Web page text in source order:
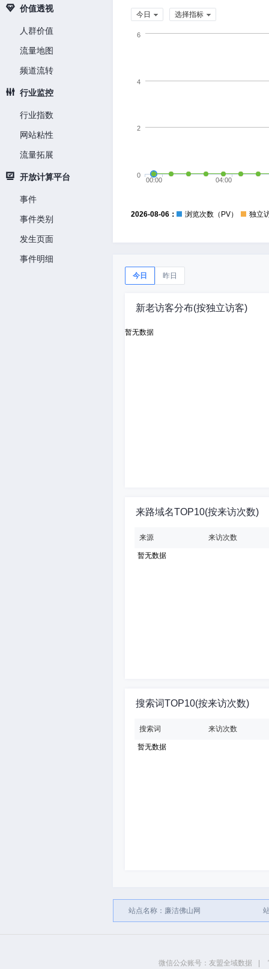
价值透视
人群价值
流量地图
频道流转
行业监控
行业指数
网站粘性
流量拓展
开放计算平台
事件
事件类别
发生页面
事件明细
今日 选择指标
00:00 04:00
0
2
4
6
2026-08-06： 浏览次数（PV） 独立
今日 昨日
新老访客分布(按独立访客)
暂无数据
来路域名TOP10(按来访次数)
来源 来访次数
暂无数据
搜索词TOP10(按来访次数)
搜索词 来访次数
暂无数据
站点名称：廉洁佛山网
微信公众账号：友盟全域数据